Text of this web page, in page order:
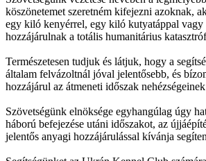
köszönetemet szeretném kifejezni azoknak,
egy kiló kenyérrel, egy kiló kutyatáppal vagy
hozzájárulnak a totális humanitárius
Természetesen tudjuk és látjuk, hogy a
általam felvázoltnál jóval jelentősebb, és
hozzájárul az átmeneti időszak
Szövetségünk elnöksége egyhangúlag úgy
háború befejezése utáni időszakot, az
jelentős anyagi hozzájárulással kívánja